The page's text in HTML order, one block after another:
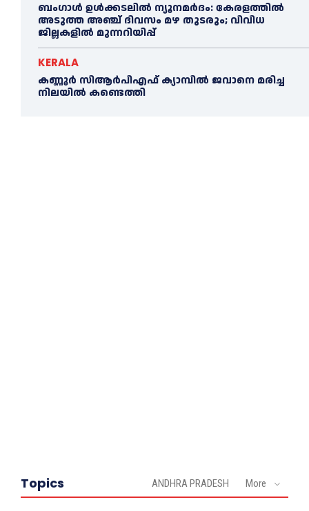
ബംഗാൾ ഉൾക്കടലിൽ ന്യൂനമർദം: കേരളത്തിൽ
അടുത്ത അഞ്ച് ദിവസം മഴ തുടരും; വിവിധ
ജില്ലകളിൽ മുന്നറിയിപ്പ്
KERALA
കണ്ണൂര്‍ സിആര്‍പിഎഫ് ക്യാമ്പില്‍ ജവാനെ മരിച്ച
നിലയില്‍ കണ്ടെത്തി
Topics ANDHRA PRADESH More